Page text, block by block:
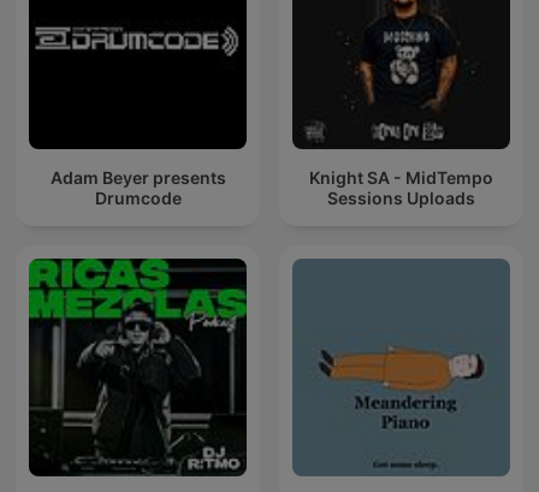
Adam Beyer presents
Drumcode
Knight SA - MidTempo
Sessions Uploads